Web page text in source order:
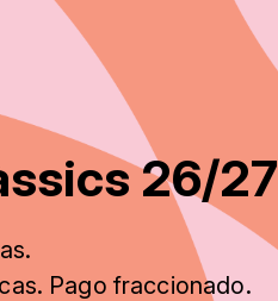
26/27
Pago fraccionado.